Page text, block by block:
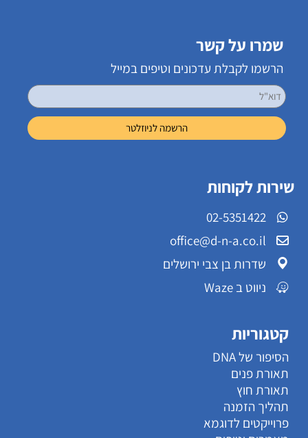
שמרו על קשר
הרשמו לקבלת עדכונים וטיפים במייל
שירות לקוחות
02-5351422
office@d-n-a.co.il
שדרות בן צבי ירושלים
ניווט ב Waze
קטגוריות
הסיפור של DNA
תאורת פנים
תאורת חוץ
תהליך הזמנה
פרוייקטים לדוגמא